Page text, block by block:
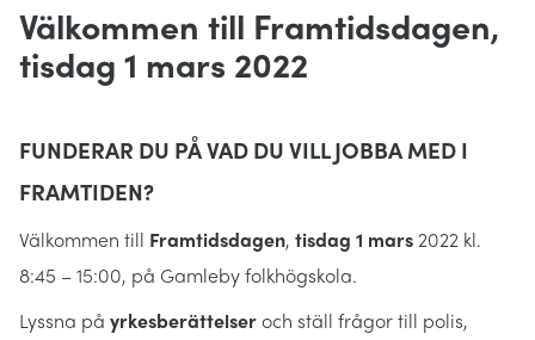
Välkommen till Framtidsdagen,
tisdag 1 mars 2022
FUNDERAR DU PÅ VAD DU VILL JOBBA MED I
FRAMTIDEN?
Välkommen till Framtidsdagen, tisdag 1 mars 2022 kl.
8:45 – 15:00, på Gamleby folkhögskola.
Lyssna på yrkesberättelseroch ställ frågor till polis,